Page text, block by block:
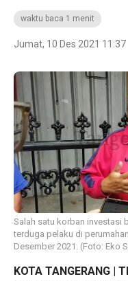
waktu baca 1 menit
Jumat, 10 Des 2021 11:37
Salah satu korban investasi
terduga pelaku di
Desember 2021. (Foto: Eko
KOTA TANGERANG |